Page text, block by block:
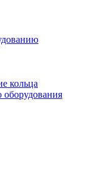
кольца
оборудования